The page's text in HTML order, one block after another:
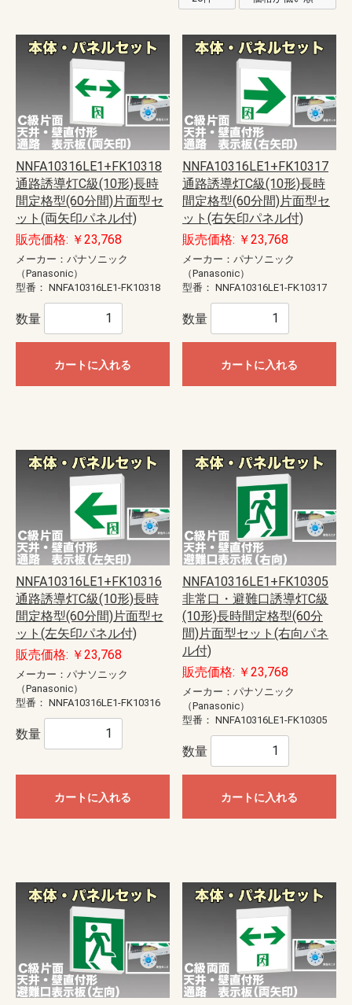
NNFA10316LE1+FK10318
通路誘導灯C級(10形)長時
間定格型(60分間)片面型セ
ット(両矢印パネル付)
販売価格: ￥23,768
メーカー：パナソニック
（Panasonic）
型番： NNFA10316LE1-FK10318
数量
カートに入れる
NNFA10316LE1+FK10317
通路誘導灯C級(10形)長時
間定格型(60分間)片面型セ
ット(右矢印パネル付)
販売価格: ￥23,768
メーカー：パナソニック
（Panasonic）
型番： NNFA10316LE1-FK10317
数量
カートに入れる
NNFA10316LE1+FK10316
通路誘導灯C級(10形)長時
間定格型(60分間)片面型セ
ット(左矢印パネル付)
販売価格: ￥23,768
メーカー：パナソニック
（Panasonic）
型番： NNFA10316LE1-FK10316
数量
カートに入れる
NNFA10316LE1+FK10305
非常口・避難口誘導灯C級
(10形)長時間定格型(60分
間)片面型セット(右向パネ
ル付)
販売価格: ￥23,768
メーカー：パナソニック
（Panasonic）
型番： NNFA10316LE1-FK10305
数量
カートに入れる